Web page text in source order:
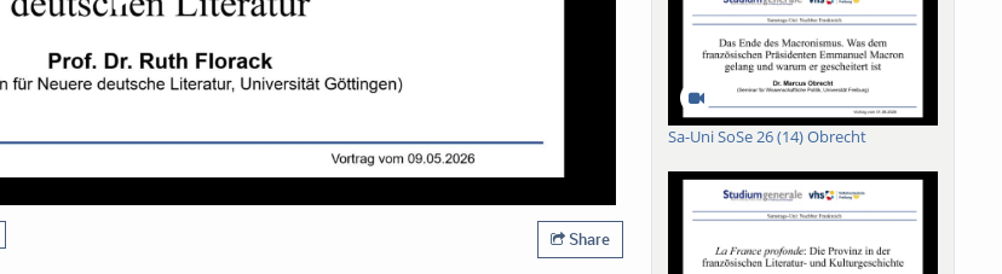
Share
Sa-Uni SoSe 26 (14) Obrecht